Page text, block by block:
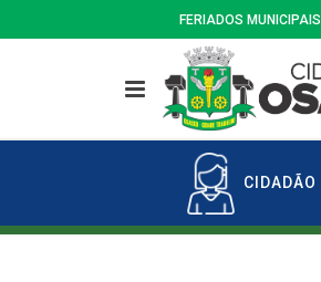
FERIADOS MUNICIPAIS
CIDADÃO